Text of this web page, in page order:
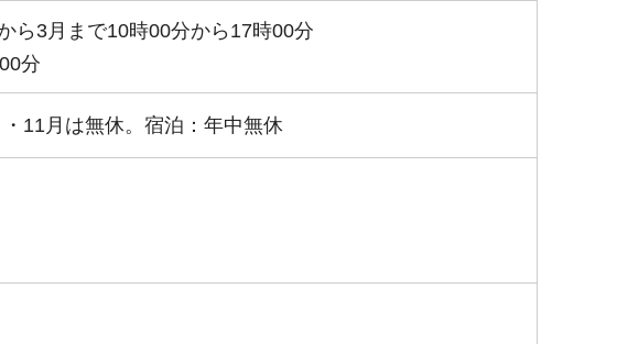
ら3月まで10時00分から17時00分
分
11月は無休。宿泊：年中無休